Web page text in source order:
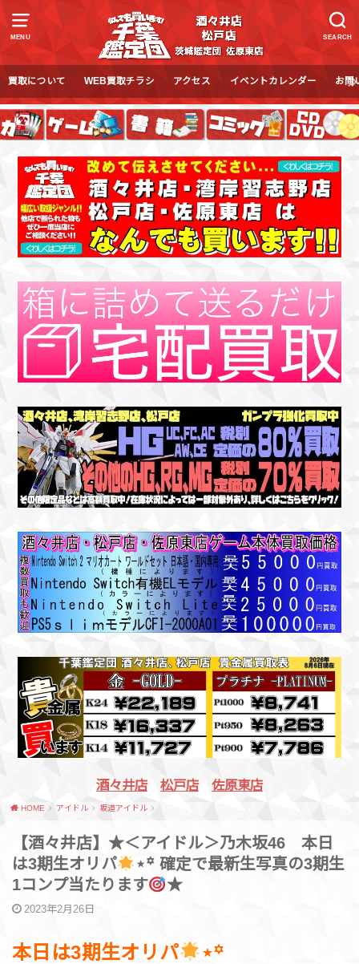
MENU SEARCH
買取について WEB買取チラシ アクセス イベントカレンダー お問
酒々井店 松戸店 佐原東店
HOME アイドル 坂道アイドル
【酒々井店】★＜アイドル＞乃木坂46 本日
は3期生オリパ
⋆꙳ 確定で最新生写真の3期生
1コンプ当たります
★
2023年2月26日
本日は3期生オリパ ⋆꙳